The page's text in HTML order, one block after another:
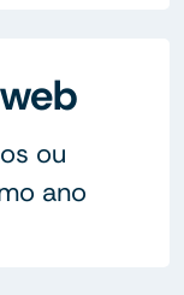
ou
ano